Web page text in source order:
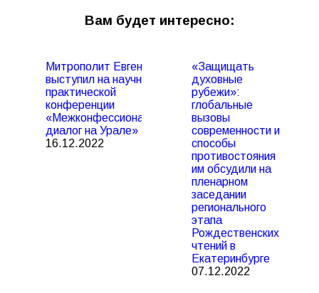
Вам будет интересно:
Митрополит Евгений
выступил на научно-
практической
конференции
«Межконфессиональный
диалог на Урале»
16.12.2022
«Защищать
духовные
рубежи»:
глобальные
вызовы
современности и
способы
противостояния
им обсудили на
пленарном
заседании
регионального
этапа
Рождественских
чтений в
Екатеринбурге
07.12.2022